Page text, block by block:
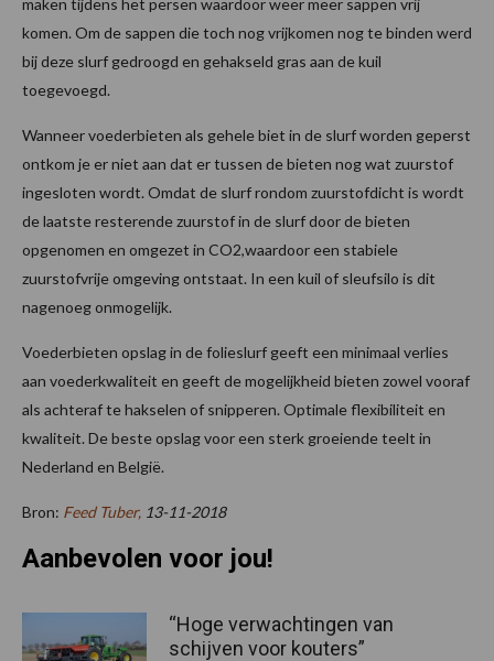
komen. Om de sappen die toch nog vrijkomen nog te binden werd
bij deze slurf gedroogd en gehakseld gras aan de kuil
toegevoegd.
Wanneer voederbieten als gehele biet in de slurf worden geperst
ontkom je er niet aan dat er tussen de bieten nog wat zuurstof
ingesloten wordt. Omdat de slurf rondom zuurstofdicht is wordt
de laatste resterende zuurstof in de slurf door de bieten
opgenomen en omgezet in CO2,waardoor een stabiele
zuurstofvrije omgeving ontstaat. In een kuil of sleufsilo is dit
nagenoeg onmogelijk.
Voederbieten opslag in de folieslurf geeft een minimaal verlies
aan voederkwaliteit en geeft de mogelijkheid bieten zowel vooraf
als achteraf te hakselen of snipperen. Optimale flexibiliteit en
kwaliteit. De beste opslag voor een sterk groeiende teelt in
Nederland en België.
Bron: Feed Tuber, 13-11-2018
Aanbevolen voor jou!
“Hoge verwachtingen van
schijven voor kouters”